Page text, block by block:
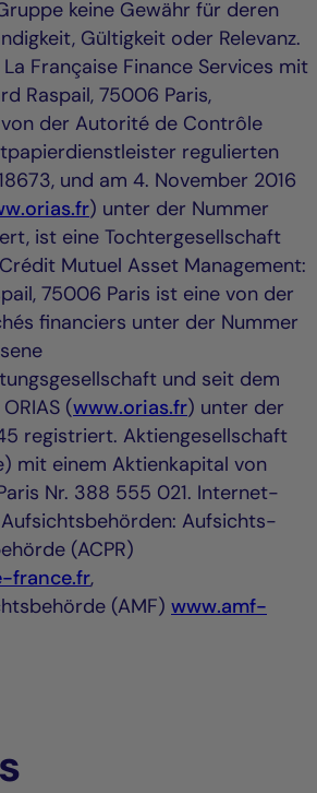
keine Gewähr für deren
Gültigkeit oder Relevanz.
Française Finance Services mit
Raspail, 75006 Paris,
der Autorité de Contrôle
regulierten
und am 4. November 2016
) unter der Nummer
ist eine Tochtergesellschaft
Mutuel Asset Management:
75006 Paris ist eine von der
financiers unter der Nummer
und seit dem
(www.orias.fr) unter der
registriert. Aktiengesellschaft
mit einem Aktienkapital von
Nr. 388 555 021. Internet-
Aufsichts-
(ACPR)
france.fr,
(AMF) www.amf-